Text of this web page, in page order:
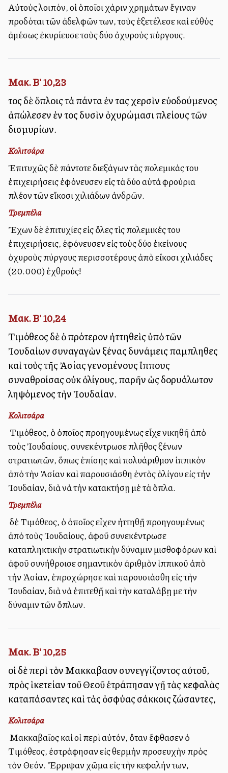
Αὐτοὺς λοιπόν, οἱ ὁποῖοι χάριν χρημάτων ἔγιναν
προδόται τῶν ἀδελφῶν των, τοὺς ἐξετέλεσε καὶ εὐθὺς
ἀμέσως ἐκυρίευσε τοὺς δύο ὀχυροὺς πύργους.
Μακ. Β' 10,23
τοῖς δὲ ὅπλοις τὰ πάντα ἐν ταῖς χερσὶν εὐοδούμενος
ἀπώλεσεν ἐν τοῖς δυσὶν ὀχυρώμασι πλείους τῶν
δισμυρίων.
Κολιτσάρα
Ἐπιτυχῶς δὲ πάντοτε διεξάγων τὰς πολεμικάς του
ἐπιχειρήσεις ἐφόνευσεν εἰς τὰ δύο αὐτὰ φρούρια
πλέον τῶν εἴκοσι χιλιάδων ἀνδρῶν.
Τρεμπέλα
Ἔχων δὲ ἐπιτυχίες εἰς ὅλες τὶς πολεμικές του
ἐπιχειρήσεις, ἐφόνευσεν εἰς τοὺς δύο ἐκείνους
ὀχυροὺς πύργους περισσοτέρους ἀπὸ εἴκοσι χιλιάδες
(20.000) ἐχθρούς!
Μακ. Β' 10,24
Τιμόθεος δὲ ὁ πρότερον ἡττηθεὶς ὑπὸ τῶν
Ἰουδαίων συναγαγὼν ξένας δυνάμεις παμπληθεῖς
καὶ τοὺς τῆς Ἀσίας γενομένους ἵππους
συναθροίσας οὐκ ὀλίγους, παρῆν ὡς δορυάλωτον
ληψόμενος τὴν Ἰουδαίαν.
Κολιτσάρα
Ὁ Τιμόθεος, ὁ ὁποῖος προηγουμένως εἶχε νικηθῆ ἀπὸ
τοὺς Ἰουδαίους, συνεκέντρωσε πλῆθος ξένων
στρατιωτῶν, ὅπως ἐπίσης καὶ πολυάριθμον ἱππικὸν
ἀπὸ τὴν Ἀσίαν καὶ παρουσιάσθη ἐντὸς ὀλίγου εἰς τὴν
Ἰουδαίαν, διὰ νὰ τὴν κατακτήσῃ μὲ τὰ ὅπλα.
Τρεμπέλα
Ὁ δὲ Τιμόθεος, ὁ ὁποῖος εἶχεν ἡττηθῇ προηγουμένως
ἀπὸ τοὺς Ἰουδαίους, ἀφοῦ συνεκέντρωσε
καταπληκτικὴν στρατιωτικὴν δύναμιν μισθοφόρων καὶ
ἀφοῦ συνήθροισε σημαντικὸν ἀριθμὸν ἱππικοῦ ἀπὸ
τὴν Ἀσίαν, ἐπροχώρησε καὶ παρουσιάσθη εἰς τὴν
Ἰουδαίαν, διὰ νὰ ἐπιτεθῇ καὶ τὴν καταλάβῃ με τὴν
δύναμιν τῶν ὅπλων.
Μακ. Β' 10,25
οἱ δὲ περὶ τὸν Μακκαβαῖον συνεγγίζοντος αὐτοῦ,
πρὸς ἱκετείαν τοῦ Θεοῦ ἐτράπησαν γῇ τὰς κεφαλὰς
καταπάσαντες καὶ τὰς ὀσφύας σάκκοις ζώσαντες,
Κολιτσάρα
Ὁ Μακκαβαῖος καὶ οἱ περὶ αὐτόν, ὅταν ἔφθασεν ὁ
Τιμόθεος, ἐστράφησαν εἰς θερμὴν προσευχὴν πρὸς
τὸν Θεόν. Ἔρριψαν χῶμα εἰς τὴν κεφαλήν των,